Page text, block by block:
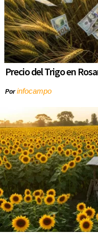
Precio del Trigo en
Porinfocampo